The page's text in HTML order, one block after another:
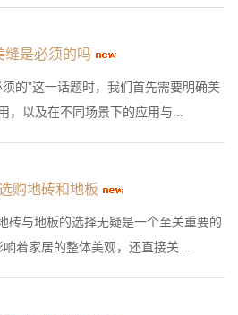
缝是必须的吗
的”这一话题时，我们首先需要明确美
，以及在不同场景下的应用与...
购地砖和地板
砖与地板的选择无疑是一个至关重要的
着家居的整体美观，还直接关...